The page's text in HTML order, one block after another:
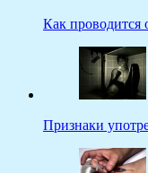
Как проводится
Признаки